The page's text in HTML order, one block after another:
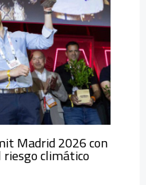
Madrid 2026 con
climático